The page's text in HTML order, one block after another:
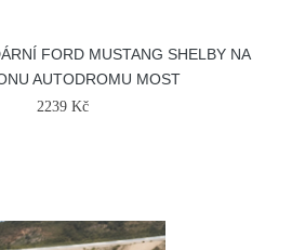
FORD MUSTANG SHELBY NA
AUTODROMU MOST
2239 Kč